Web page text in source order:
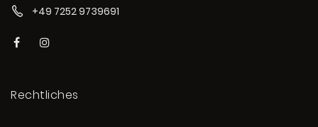
+49 7252 9739691
Rechtliches